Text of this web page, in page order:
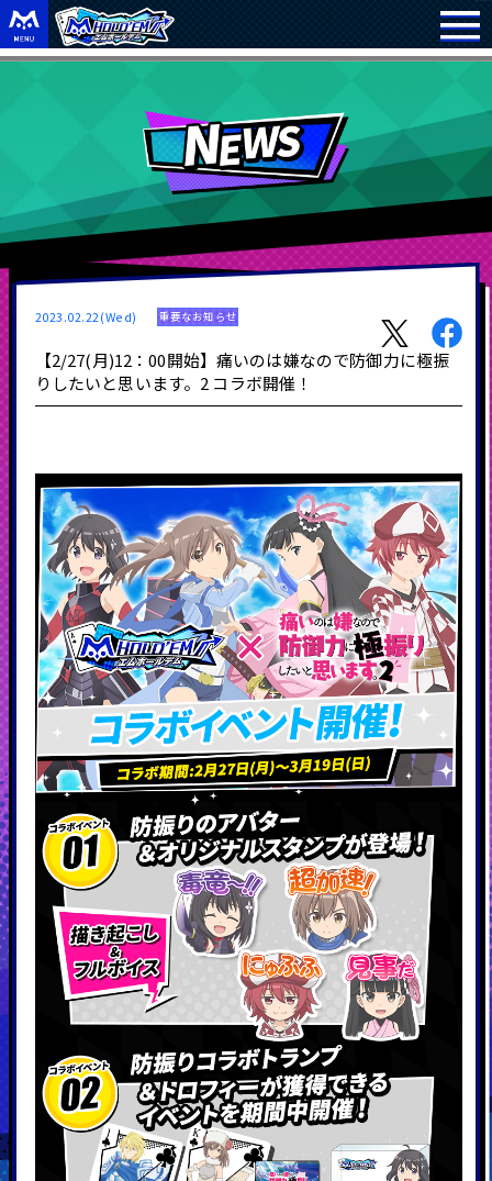
2023.02.22(Wed) 重要なお知らせ
【2/27(月)12：00開始】痛いのは嫌なので防御力に極振
りしたいと思います。2 コラボ開催！